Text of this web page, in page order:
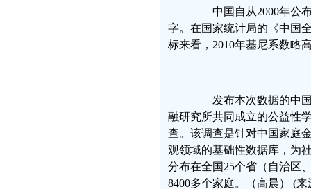
中国自从2000年公布
字。在国家统计局的《中国
标来看，2010年基尼系数略
发布本次数据的中国
融研究所共同成立的公益性
查。该调查是针对中国家庭
观领域的基础性数据库，为
分布在全国25个省（自治区
8400多个家庭。（高晨） (